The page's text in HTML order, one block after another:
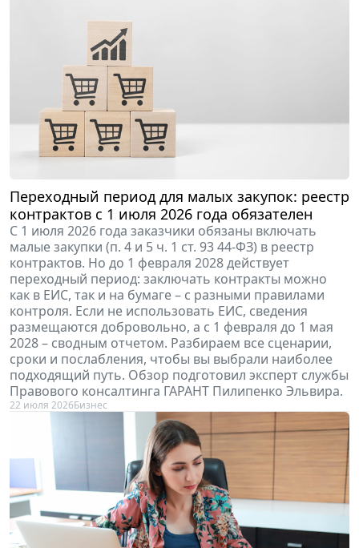
Переходный период для малых закупок: реестр
контрактов с 1 июля 2026 года обязателен
С 1 июля 2026 года заказчики обязаны включать
малые закупки (п. 4 и 5 ч. 1 ст. 93 44-ФЗ) в реестр
контрактов. Но до 1 февраля 2028 действует
переходный период: заключать контракты можно
как в ЕИС, так и на бумаге – с разными правилами
контроля. Если не использовать ЕИС, сведения
размещаются добровольно, а с 1 февраля до 1 мая
2028 – сводным отчетом. Разбираем все сценарии,
сроки и послабления, чтобы вы выбрали наиболее
подходящий путь. Обзор подготовил эксперт службы
Правового консалтинга ГАРАНТ Пилипенко Эльвира.
22 июля 2026Бизнес